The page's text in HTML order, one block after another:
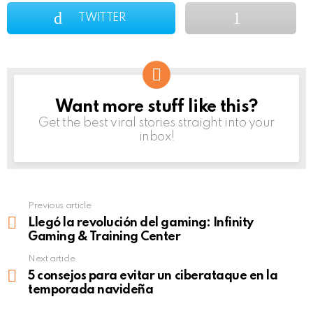
TWITTER
NEWSLETTER
Want more stuff like this?
Get the best viral stories straight into your
inbox!
more
Previous article
Llegó la revolución del gaming: Infinity
Gaming & Training Center
Next article
5 consejos para evitar un ciberataque en la
temporada navideña